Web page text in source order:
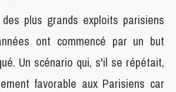
plus grands exploits parisiens
ont commencé par un but
Un scénario qui, s'il se répétait,
favorable aux Parisiens car